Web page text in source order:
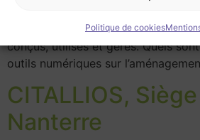
Politique de cookies
changé la manière dont les
conçus, utilisés et gérés. Quels
outils numériques sur
CITALLIOS,
Nanterre